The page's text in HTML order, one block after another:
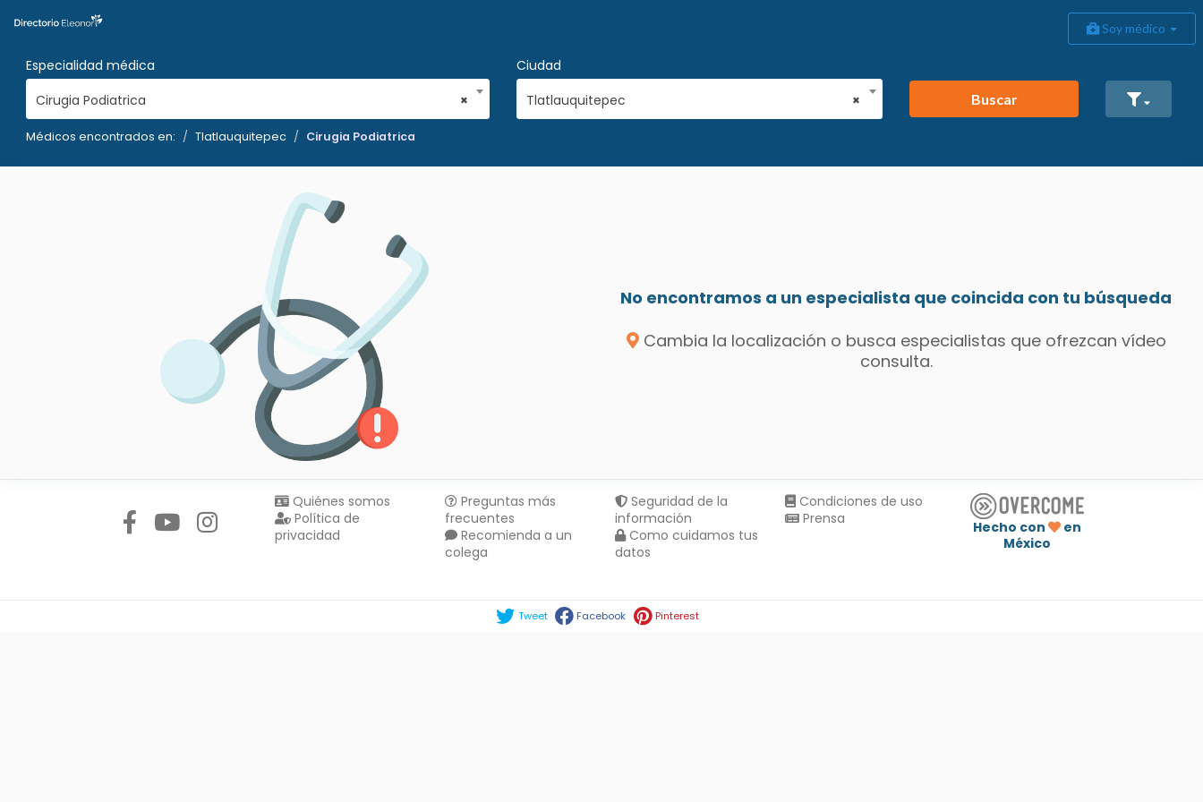
Soy médico
Especialidad médica
×
Cirugia Podiatrica
Ciudad
×
Tlatlauquitepec Buscar
Médicos encontrados en: Tlatlauquitepec Cirugia Podiatrica
No encontramos a un especialista que coincida con tu búsqueda
Cambia la localización o busca especialistas que ofrezcan vídeo
consulta.
Quiénes somos
Política de
privacidad
Preguntas más
frecuentes
Recomienda a un
colega
Seguridad de la
información
Como cuidamos tus
datos
Condiciones de uso
Prensa
Hecho con
en
México
Tweet Facebook Pinterest